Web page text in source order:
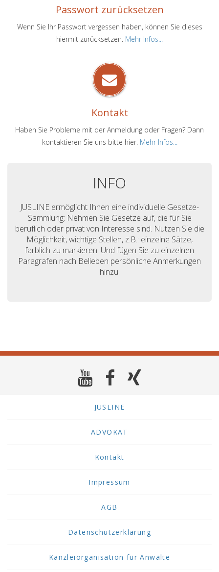
Passwort zurücksetzen
Wenn Sie Ihr Passwort vergessen haben, können Sie dieses
hiermit zurücksetzen. Mehr Infos...
Kontakt
Haben Sie Probleme mit der Anmeldung oder Fragen? Dann
kontaktieren Sie uns bitte hier. Mehr Infos...
INFO
JUSLINE ermöglicht Ihnen eine individuelle Gesetze-
Sammlung: Nehmen Sie Gesetze auf, die für Sie
beruflich oder privat von Interesse sind. Nutzen Sie die
Möglichkeit, wichtige Stellen, z.B.: einzelne Sätze,
farblich zu markieren. Und fügen Sie zu einzelnen
Paragrafen nach Belieben persönliche Anmerkungen
hinzu.
JUSLINE
ADVOKAT
Kontakt
Impressum
AGB
Datenschutzerklärung
Kanzleiorganisation für Anwälte